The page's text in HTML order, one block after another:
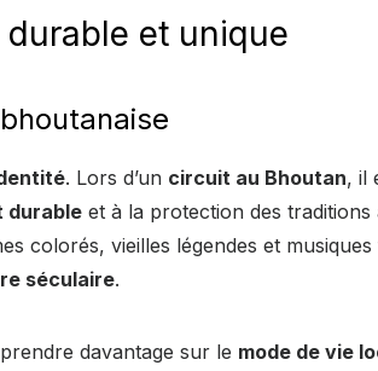
durable et unique
. Lors d’un circuit au Bhoutan, il
durable et à la protection des traditions
colorés, vieilles légendes et
séculaire.
davantage sur le mode de vie